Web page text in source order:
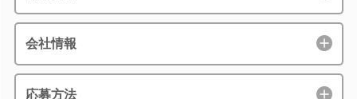
会社情報
応募方法